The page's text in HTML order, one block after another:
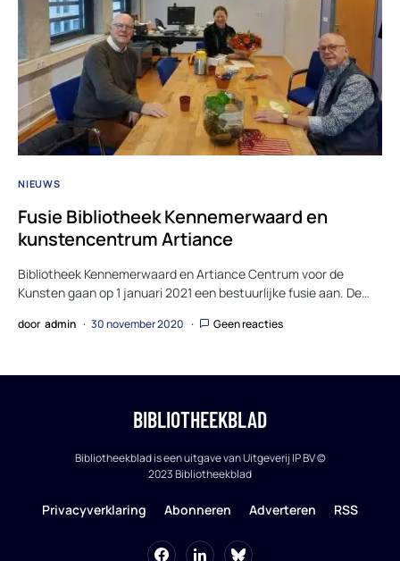
NIEUWS
Fusie Bibliotheek Kennemerwaard en
kunstencentrum Artiance
Bibliotheek Kennemerwaard en Artiance Centrum voor de
Kunsten gaan op 1 januari 2021 een bestuurlijke fusie aan. De…
door admin 30 november 2020 Geen reacties
BIBLIOTHEEKBLAD
Bibliotheekblad is een uitgave van Uitgeverij IP BV ©
2023 Bibliotheekblad
Privacyverklaring Abonneren Adverteren RSS